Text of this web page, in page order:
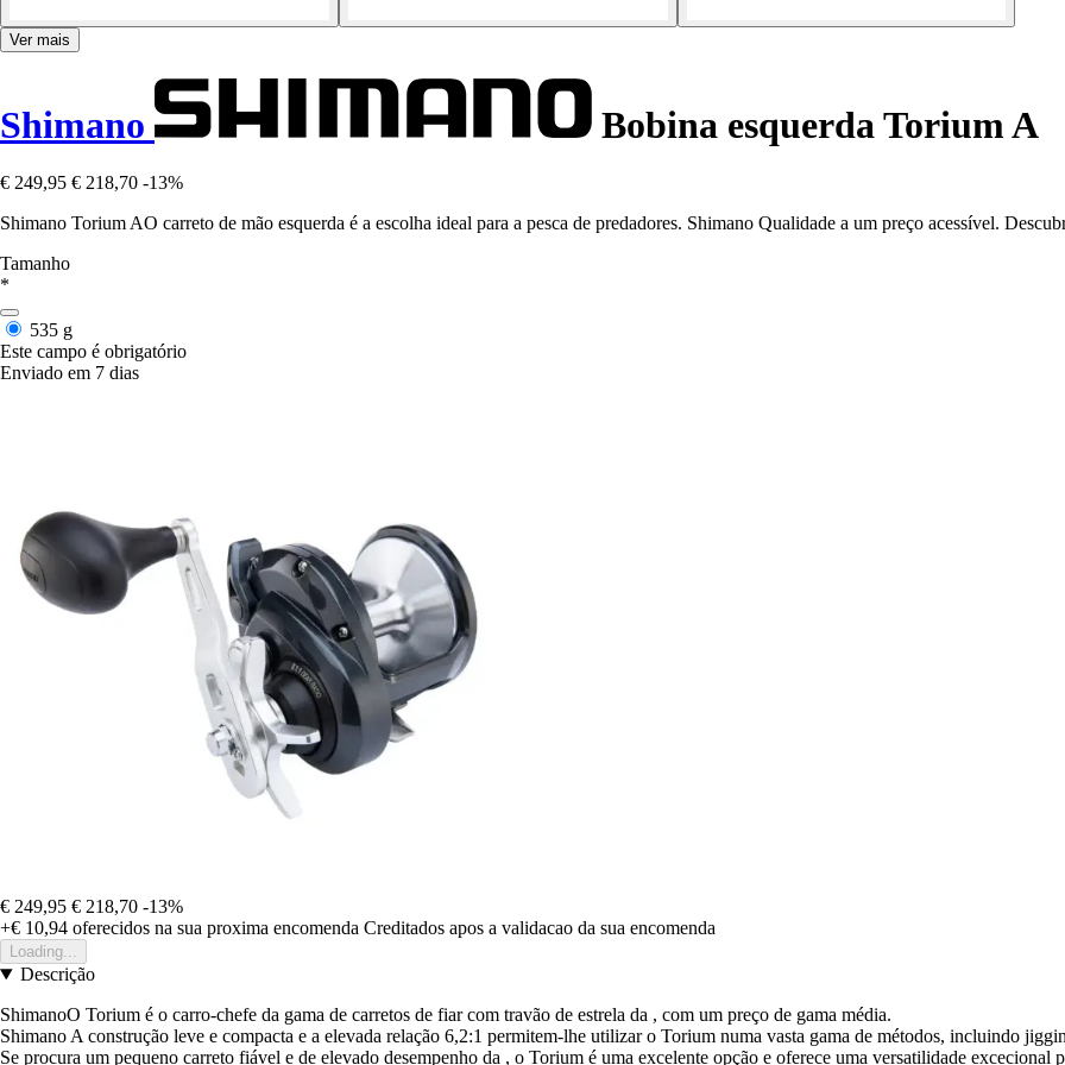
Ver mais
Shimano Bobina esquerda Torium A
€ 249,95 € 218,70 -13%
Shimano Torium AO carreto de mão esquerda é a escolha ideal para a pesca de predadores. Shimano Qualidade a um preço acessível.
Tamanho
*
535 g
Este campo é obrigatório
Enviado em 7 dias
€ 249,95 € 218,70 -13%
+€ 10,94 oferecidos na sua proxima encomenda Creditados apos a validacao da sua encomenda
Loading...
Descrição
ShimanoO Torium é o carro-chefe da gama de carretos de fiar com travão de estrela da , com um preço de gama média.
Shimano A construção leve e compacta e a elevada relação 6,2:1 permitem-lhe utilizar o Torium numa vasta gama de métodos, incluindo
Se procura um pequeno carreto fiável e de elevado desempenho da , o Torium é uma excelente opção e oferece uma versatilidade excecional